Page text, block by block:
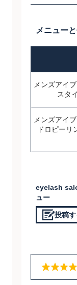
メニュー
メンズアイ
スタ
メンズアイ
ドロピーリ
eyelash
ュー
投稿す